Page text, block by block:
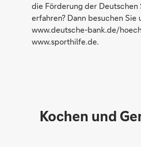
die Förderung der
erfahren? Dann besuchen Sie
www.deutsche-bank.de/
www.sporthilfe.de.
Kochen und